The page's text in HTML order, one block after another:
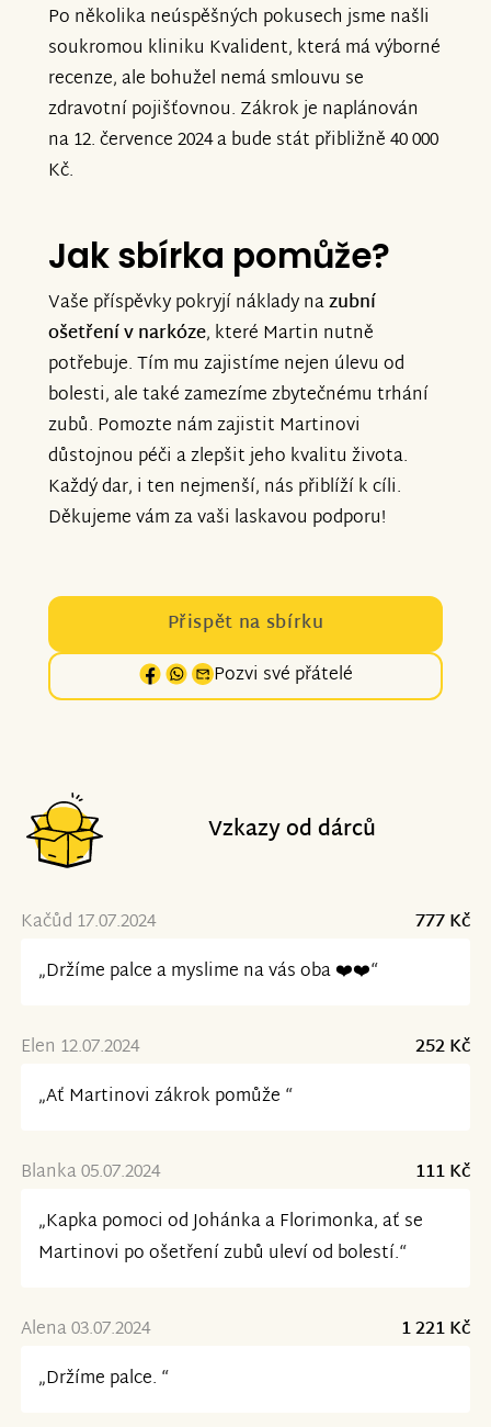
Po několika neúspěšných pokusech jsme našli
soukromou kliniku Kvalident, která má výborné
recenze, ale bohužel nemá smlouvu se
zdravotní pojišťovnou. Zákrok je naplánován
na 12. července 2024 a bude stát přibližně 40 000
Kč.
Jak sbírka pomůže?
Vaše příspěvky pokryjí náklady nazubní
ošetření v narkóze, které Martin nutně
potřebuje. Tím mu zajistíme nejen úlevu od
bolesti, ale také zamezíme zbytečnému trhání
zubů. Pomozte nám zajistit Martinovi
důstojnou péči a zlepšit jeho kvalitu života.
Každý dar, i ten nejmenší, nás přiblíží k cíli.
Děkujeme vám za vaši laskavou podporu!
Přispět na sbírku
Pozvi své přátelé
Vzkazy od dárců
Kačůd 17.07.2024
777 Kč
„Držíme palce a myslime na vás oba ❤️❤️“
Elen 12.07.2024
252 Kč
„Ať Martinovi zákrok pomůže “
Blanka 05.07.2024
111 Kč
„Kapka pomoci od Johánka a Florimonka, ať se
Martinovi po ošetření zubů uleví od bolestí.“
Alena 03.07.2024
1 221 Kč
„Držíme palce. “